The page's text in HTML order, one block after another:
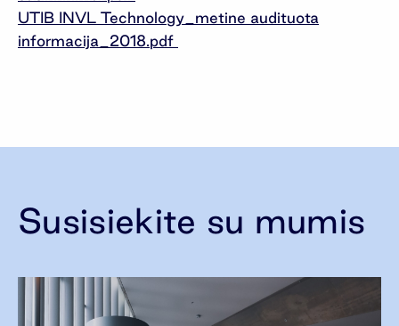
UTIB INVL Technology_metine audituota
informacija_2018.pdf
Susisiekite su mumis